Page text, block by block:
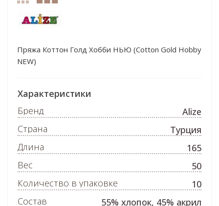
Пряжа Коттон Голд Хобби НЬЮ (Cotton Gold Hobby
NEW)
Характеристики
Бренд
Alize
Страна
Турция
Длина
165
Вес
50
Количество в упаковке
10
Состав
55% хлопок, 45% акрил